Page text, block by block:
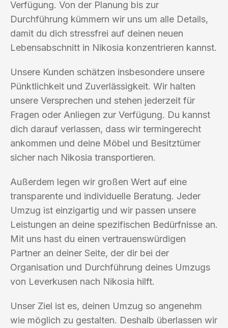
Verfügung. Von der Planung bis zur
Durchführung kümmern wir uns um alle Details,
damit du dich stressfrei auf deinen neuen
Lebensabschnitt in Nikosia konzentrieren kannst.
Unsere Kunden schätzen insbesondere unsere
Pünktlichkeit und Zuverlässigkeit. Wir halten
unsere Versprechen und stehen jederzeit für
Fragen oder Anliegen zur Verfügung. Du kannst
dich darauf verlassen, dass wir termingerecht
ankommen und deine Möbel und Besitztümer
sicher nach Nikosia transportieren.
Außerdem legen wir großen Wert auf eine
transparente und individuelle Beratung. Jeder
Umzug ist einzigartig und wir passen unsere
Leistungen an deine spezifischen Bedürfnisse an.
Mit uns hast du einen vertrauenswürdigen
Partner an deiner Seite, der dir bei der
Organisation und Durchführung deines Umzugs
von Leverkusen nach Nikosia hilft.
Unser Ziel ist es, deinen Umzug so angenehm
wie möglich zu gestalten. Deshalb überlassen wir